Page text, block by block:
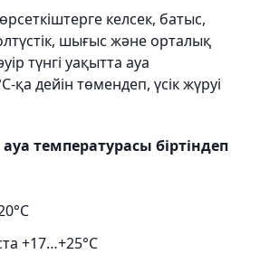
келсек, батыс,
шығыс және орталық
түнгі уақытта ауа
қа дейін төмендеп, үсік жүруі
температурасы біртіндеп
+17…+25°C